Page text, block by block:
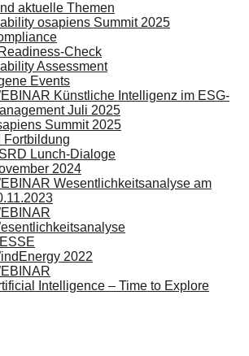
aktuelle Themen
osapiens Summit 2025
Check
Assessment
Events
Künstliche Intelligenz im ESG-
Juli 2025
Summit 2025
Fortbildung
Lunch-Dialoge
2024
Wesentlichkeitsanalyse am
2022
Intelligence – Time to Explore